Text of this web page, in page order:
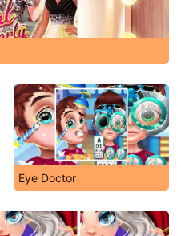
Eye Doctor